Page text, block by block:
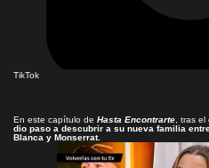
TikTok
En este capítulo de Hasta Encontrarte , tras
dio paso a descubrir a su nueva familia
Blanca y Monserrat.